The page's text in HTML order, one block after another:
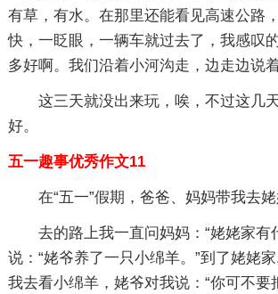
有草，有水。在那里还能看见高速公路
快，一眨眼，一辆车就过去了，我感叹
多好啊。我们沿着小河沟走，边走边
这三天就没出来玩，唉，不过这几
好。
五一趣事优秀作文11
在“五一”假期，爸爸、妈妈带我去姥
去的路上我一直问妈妈：“姥姥家有
说：“姥爷养了一只小绵羊。”到了姥姥
我去看小绵羊，姥爷对我说：“你可不要